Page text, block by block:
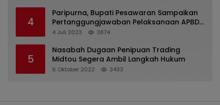
4
Paripurna, Bupati Pesawaran Sampaikan
Pertanggungjawaban Pelaksanaan APBD
2022
4 Juli 2023 3874
5
Nasabah Dugaan Penipuan Trading
Midtou Segera Ambil Langkah Hukum
6 Oktober 2022 3433